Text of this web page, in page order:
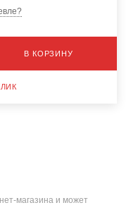
В КОРЗИНУ
магазина и может